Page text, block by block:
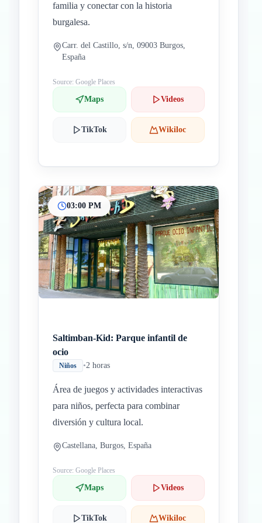
familia y conectar con la historia
burgalesa.
Carr. del Castillo, s/n, 09003 Burgos,
España
Source: Google Places
Maps Videos
TikTok Wikiloc
03:00 PM
Saltimban-Kid: Parque infantil de
ocio
Niños •2 horas
Área de juegos y actividades interactivas
para niños, perfecta para combinar
diversión y cultura local.
Castellana, Burgos, España
Source: Google Places
Maps Videos
TikTok Wikiloc